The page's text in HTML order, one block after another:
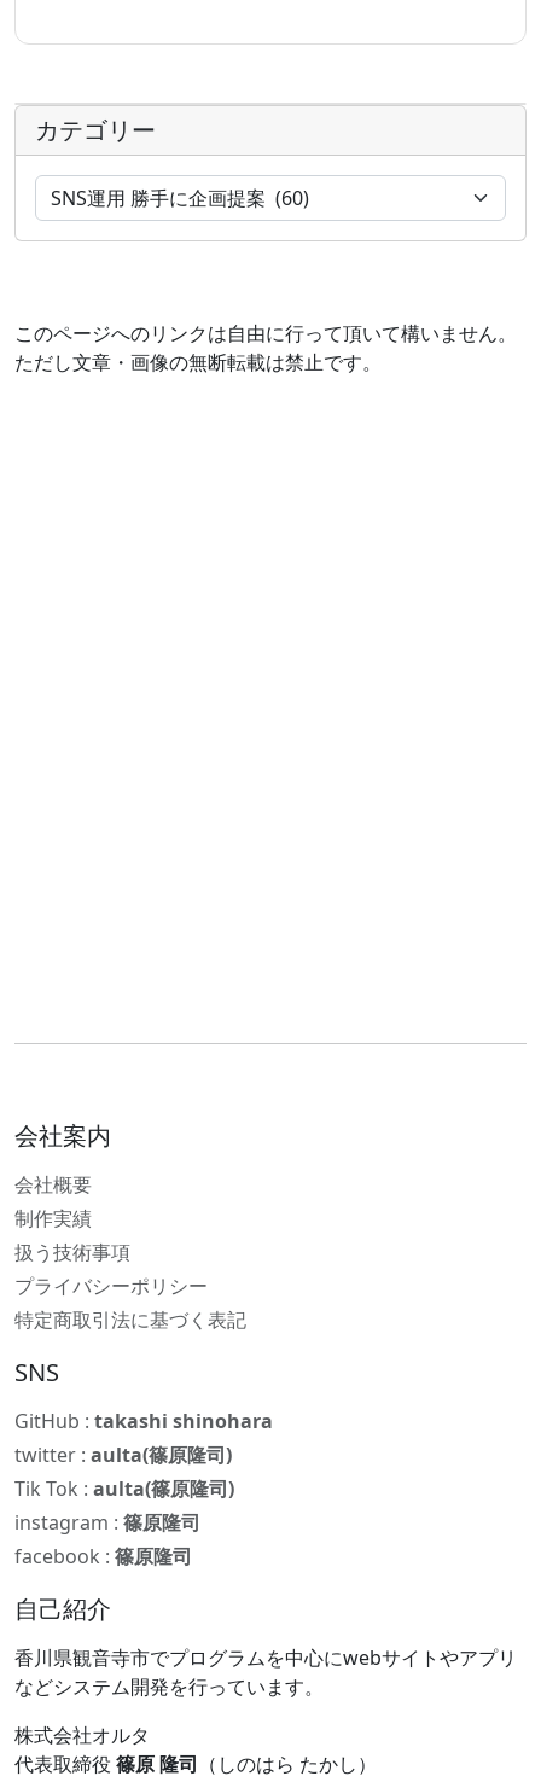
カテゴリー
このページへのリンクは自由に行って頂いて構いません。
ただし文章・画像の無断転載は禁止です。
会社案内
会社概要
制作実績
扱う技術事項
プライバシーポリシー
特定商取引法に基づく表記
SNS
GitHub : takashi shinohara
twitter : aulta(篠原隆司)
Tik Tok : aulta(篠原隆司)
instagram : 篠原隆司
facebook : 篠原隆司
自己紹介
香川県観音寺市でプログラムを中心にwebサイトやアプリ
などシステム開発を行っています。
株式会社オルタ
代表取締役 篠原 隆司 （しのはら たかし）